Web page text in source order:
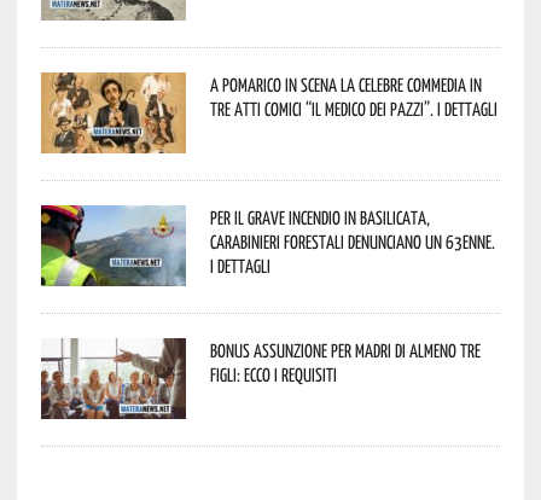
A Pomarico in scena la celebre commedia in
tre atti comici “Il medico dei pazzi”. I dettagli
Per il grave incendio in Basilicata,
Carabinieri forestali denunciano un 63enne.
I dettagli
Bonus assunzione per madri di almeno tre
figli: ecco i requisiti